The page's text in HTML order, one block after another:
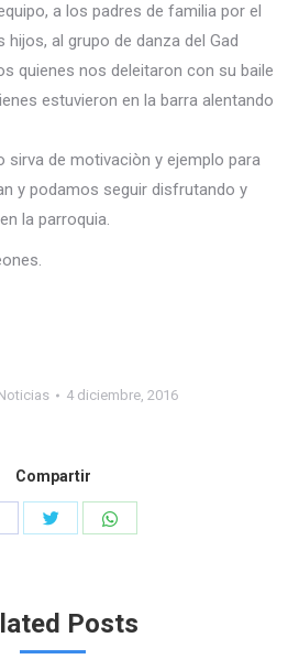
a los padres de familia por el
hijos, al grupo de danza del Gad
quienes nos deleitaron con su baile
estuvieron en la barra alentando
sirva de motivaciòn y ejemplo para
y podamos seguir disfrutando y
la parroquia.
4 diciembre, 2016
Compartir
CompartirCompartir
Posts